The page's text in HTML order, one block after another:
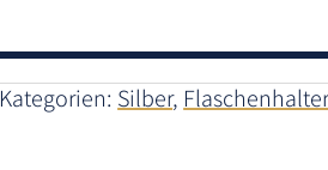
Kategorien: Silber,